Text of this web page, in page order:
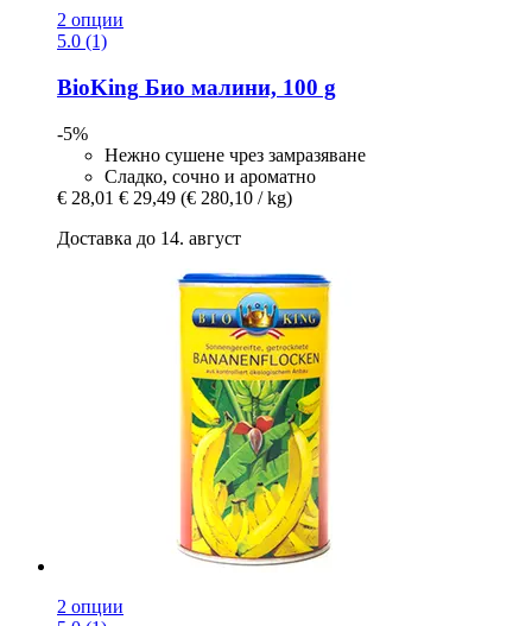
2 опции
5.0 (1)
BioKing Био малини, 100 g
-5%
Нежно сушене чрез замразяване
Сладко, сочно и ароматно
€ 28,01 € 29,49 (€ 280,10 / kg)
Доставка до 14. август
2 опции